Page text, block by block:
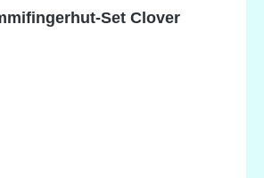
Set Clover